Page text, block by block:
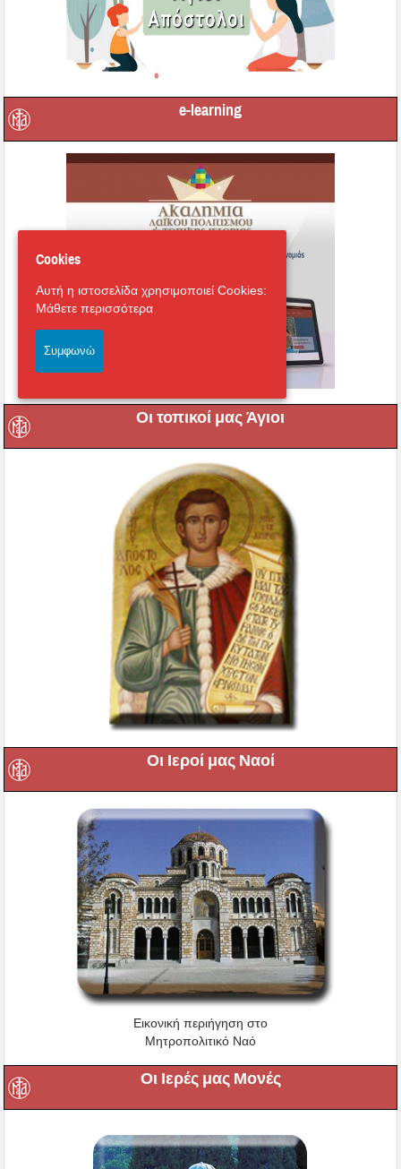
e-learning
Οι τοπικοί μας Άγιοι
Οι Ιεροί μας Ναοί
Εικονική περιήγηση στο
Μητροπολιτικό Ναό
Οι Ιερές μας Μονές
Cookies
Αυτή η ιστοσελίδα χρησιμοποιεί Cookies:
Μάθετε περισσότερα
Συμφωνώ